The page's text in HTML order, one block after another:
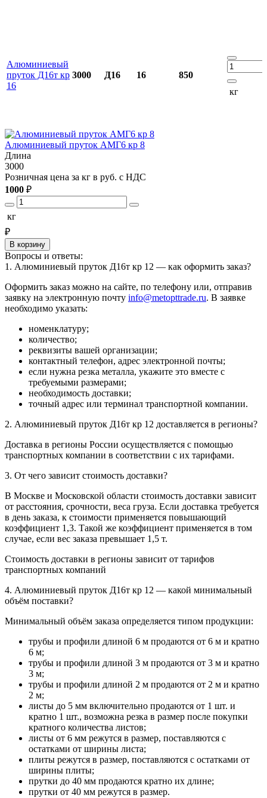
Алюминиевый
пруток Д16т кр
16
3000 Д16 16
850
кг
Алюминиевый пруток АМГ6 кр 8
Длина
3000
Розничная цена за кг в руб. с НДС
1000 ₽
кг
₽
В корзину
Вопросы и ответы:
1. Алюминиевый пруток Д16т кр 12 — как оформить заказ?
Оформить заказ можно на сайте, по телефону или, отправив
заявку на электронную почту info@metopttrade.ru. В заявке
необходимо указать:
номенклатуру;
количество;
реквизиты вашей организации;
контактный телефон, адрес электронной почты;
если нужна резка металла, укажите это вместе с
требуемыми размерами;
необходимость доставки;
точный адрес или терминал транспортной компании.
2. Алюминиевый пруток Д16т кр 12 доставляется в регионы?
Доставка в регионы России осуществляется с помощью
транспортных компании в соответствии с их тарифами.
3. От чего зависит стоимость доставки?
В Москве и Московской области стоимость доставки зависит
от расстояния, срочности, веса груза. Если доставка требуется
в день заказа, к стоимости применяется повышающий
коэффициент 1,3. Такой же коэффициент применяется в том
случае, если вес заказа превышает 1,5 т.
Стоимость доставки в регионы зависит от тарифов
транспортных компаний
4. Алюминиевый пруток Д16т кр 12 — какой минимальный
объём поставки?
Минимальный объём заказа определяется типом продукции:
трубы и профили длиной 6 м продаются от 6 м и кратно
6 м;
трубы и профили длиной 3 м продаются от 3 м и кратно
3 м;
трубы и профили длиной 2 м продаются от 2 м и кратно
2 м;
листы до 5 мм включительно продаются от 1 шт. и
кратно 1 шт., возможна резка в размер после покупки
кратного количества листов;
листы от 6 мм режутся в размер, поставляются с
остатками от ширины листа;
плиты режутся в размер, поставляются с остатками от
ширины плиты;
прутки до 40 мм продаются кратно их длине;
прутки от 40 мм режутся в размер.